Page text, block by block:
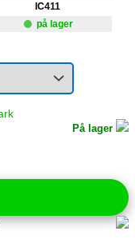
IC411
på lager
På lager